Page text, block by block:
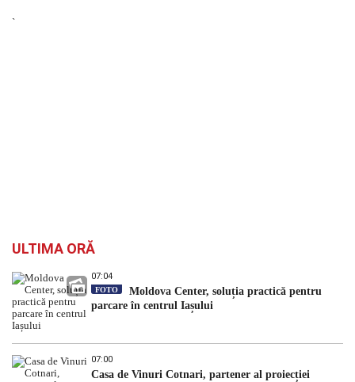
`
ULTIMA ORĂ
07:04
FOTO
Moldova Center, soluția practică pentru
parcare în centrul Iașului
07:00
Casa de Vinuri Cotnari, partener al proiecției